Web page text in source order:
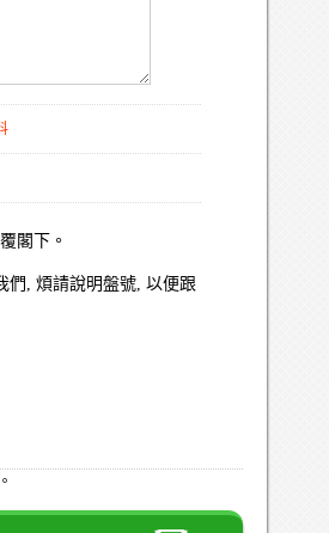
閣下。
們, 煩請說明盤號, 以便跟